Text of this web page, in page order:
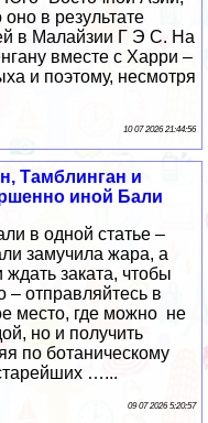
в результате
в Малайзии Г Э С. На
вместе с Харри –
и поэтому, несмотря
10 07 2026 21:44:56
Тамблинган и
иной Бали
в одной статье –
замучила жара, а
заката, чтобы
– отправляйтесь в
место, где можно не
но и получить
по ботаническому
…...
09 07 2026 5:20:57